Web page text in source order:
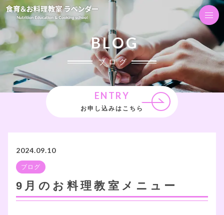
BLOG
ブログ
ENTRY
お申し込みはこちら
2024.09.10
ブログ
9月のお料理教室メニュー